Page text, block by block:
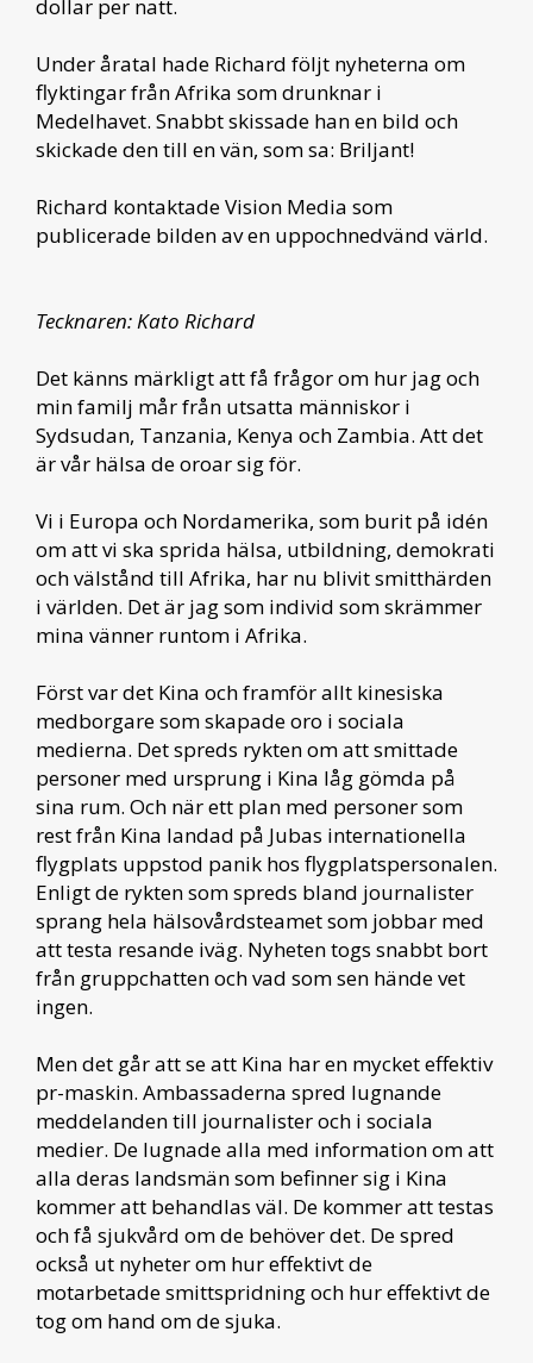
dollar per natt.
Under åratal hade Richard följt nyheterna om
flyktingar från Afrika som drunknar i
Medelhavet. Snabbt skissade han en bild och
skickade den till en vän, som sa: Briljant!
Richard kontaktade Vision Media som
publicerade bilden av en uppochnedvänd värld.
Tecknaren: Kato Richard
Det känns märkligt att få frågor om hur jag och
min familj mår från utsatta människor i
Sydsudan, Tanzania, Kenya och Zambia. Att det
är vår hälsa de oroar sig för.
Vi i Europa och Nordamerika, som burit på idén
om att vi ska sprida hälsa, utbildning, demokrati
och välstånd till Afrika, har nu blivit smitthärden
i världen. Det är jag som individ som skrämmer
mina vänner runtom i Afrika.
Först var det Kina och framför allt kinesiska
medborgare som skapade oro i sociala
medierna. Det spreds rykten om att smittade
personer med ursprung i Kina låg gömda på
sina rum. Och när ett plan med personer som
rest från Kina landad på Jubas internationella
flygplats uppstod panik hos flygplatspersonalen.
Enligt de rykten som spreds bland journalister
sprang hela hälsovårdsteamet som jobbar med
att testa resande iväg. Nyheten togs snabbt bort
från gruppchatten och vad som sen hände vet
ingen.
Men det går att se att Kina har en mycket effektiv
pr-maskin. Ambassaderna spred lugnande
meddelanden till journalister och i sociala
medier. De lugnade alla med information om att
alla deras landsmän som befinner sig i Kina
kommer att behandlas väl. De kommer att testas
och få sjukvård om de behöver det. De spred
också ut nyheter om hur effektivt de
motarbetade smittspridning och hur effektivt de
tog om hand om de sjuka.